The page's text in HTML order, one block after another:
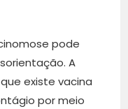
pode
A
existe vacina
por meio